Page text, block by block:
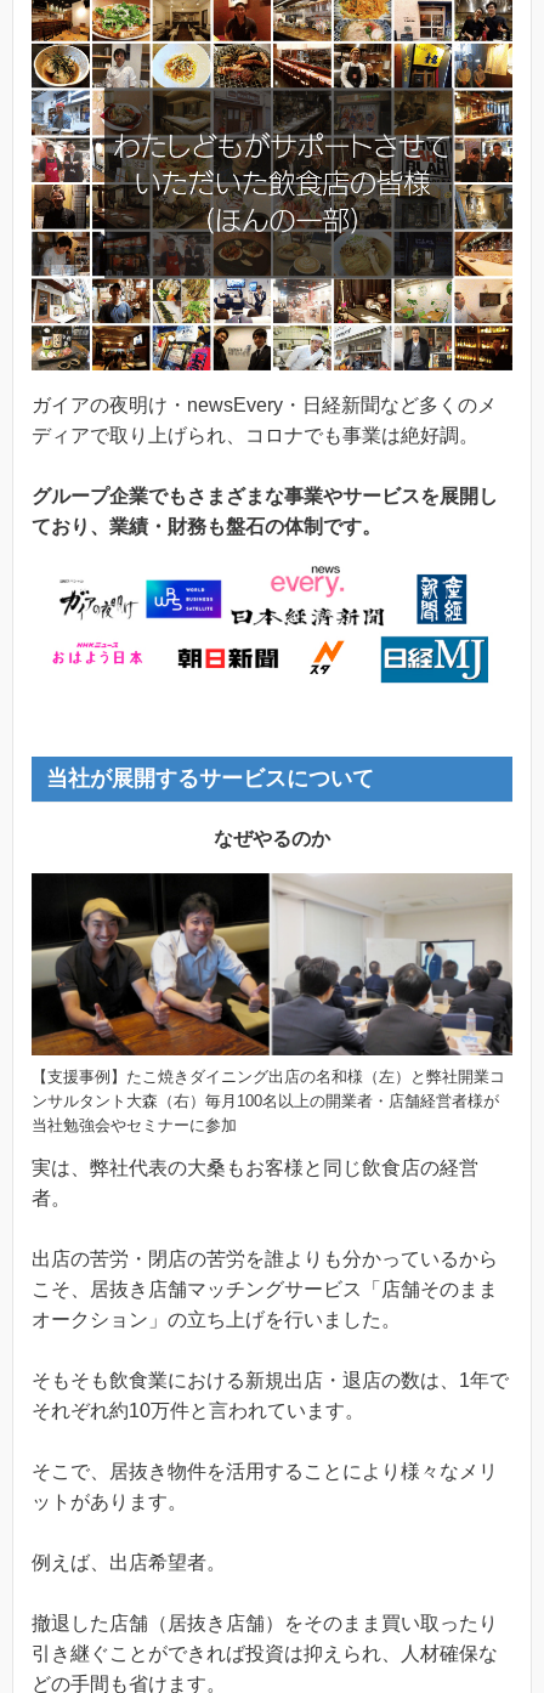
ガイアの夜明け・newsEvery・日経新聞など多くのメ
ディアで取り上げられ、コロナでも事業は絶好調。
グループ企業でもさまざまな事業やサービスを展開し
ており、業績・財務も盤石の体制です。
当社が展開するサービスについて
なぜやるのか
【支援事例】たこ焼きダイニング出店の名和様（左）と弊社開業コ
ンサルタント大森（右）毎月100名以上の開業者・店舗経営者様が
当社勉強会やセミナーに参加
実は、弊社代表の大桑もお客様と同じ飲食店の経営
者。
出店の苦労・閉店の苦労を誰よりも分かっているから
こそ、居抜き店舗マッチングサービス「店舗そのまま
オークション」の立ち上げを行いました。
そもそも飲食業における新規出店・退店の数は、1年で
それぞれ約10万件と言われています。
そこで、居抜き物件を活用することにより様々なメリ
ットがあります。
例えば、出店希望者。
撤退した店舗（居抜き店舗）をそのまま買い取ったり
引き継ぐことができれば投資は抑えられ、人材確保な
どの手間も省けます。